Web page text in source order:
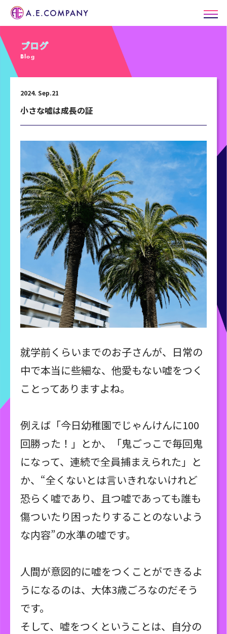
Blog
2024. Sep.21
小さな嘘は成長の証
就学前くらいまでのお子さんが、日常の
中で本当に些細な、他愛もない嘘をつく
ことってありますよね。
例えば「今日幼稚園でじゃんけんに100
回勝った！」とか、「鬼ごっこで毎回鬼
になって、連続で全員捕まえられた」と
か、“全くないとは言いきれないけれど
恐らく嘘であり、且つ嘘であっても誰も
傷ついたり困ったりすることのないよう
な内容”の水準の嘘です。
人間が意図的に嘘をつくことができるよ
うになるのは、大体3歳ごろなのだそう
です。
そして、嘘をつくということは、自分の